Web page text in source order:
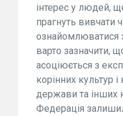
інтерес у людей,
прагнуть вивчати
ознайомлюватися
варто зазначити,
асоціюється з
корінних культур
держави та інших
Федерація